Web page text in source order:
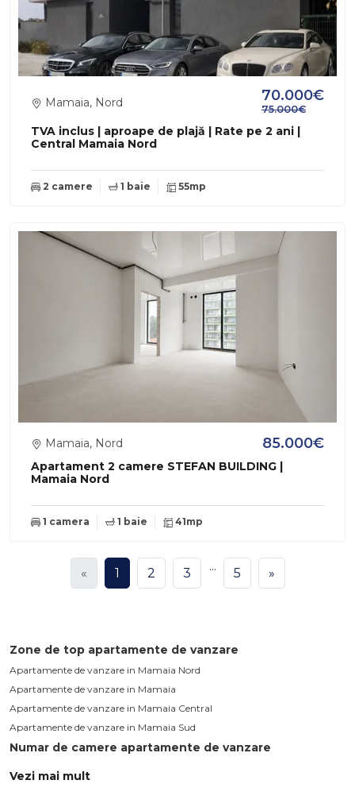
TVA inclus | aproape de plajă | Rate pe 2 ani |
Central Mamaia Nord
Mamaia, Nord 70.000€
75.000€
2 camere 1 baie 55mp
Apartament 2 camere STEFAN BUILDING |
Mamaia Nord
Mamaia, Nord 85.000€
1 camera 1 baie 41mp
« 1 2 3 ... 5 »
Zone de top apartamente de vanzare
Apartamente de vanzare in Mamaia Nord
Apartamente de vanzare in Mamaia
Apartamente de vanzare in Mamaia Central
Apartamente de vanzare in Mamaia Sud
Numar de camere apartamente de vanzare
Apartamente de vanzare 1 camera
Vezi mai mult